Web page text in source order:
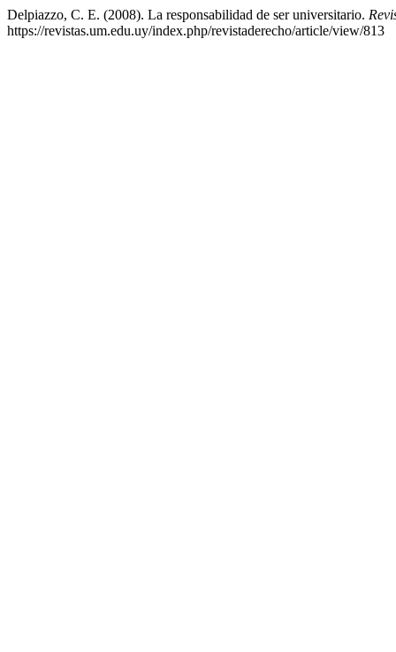
Delpiazzo, C. E. (2008). La responsabilidad de ser universitario.
https://revistas.um.edu.uy/index.php/revistaderecho/article/view/813